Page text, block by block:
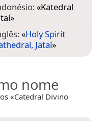
«Katedral
»
«Holy Spirit
Jataí»
nome
«Catedral Divino